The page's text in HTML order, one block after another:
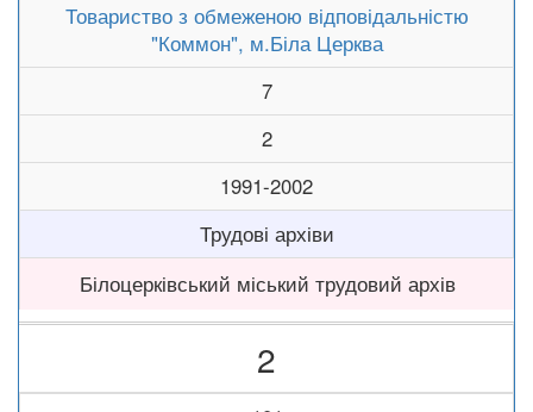
Товариство з обмеженою відповідальністю
"Коммон", м.Біла Церква
7
2
1991-2002
Трудові архіви
Білоцерківський міський трудовий архів
2